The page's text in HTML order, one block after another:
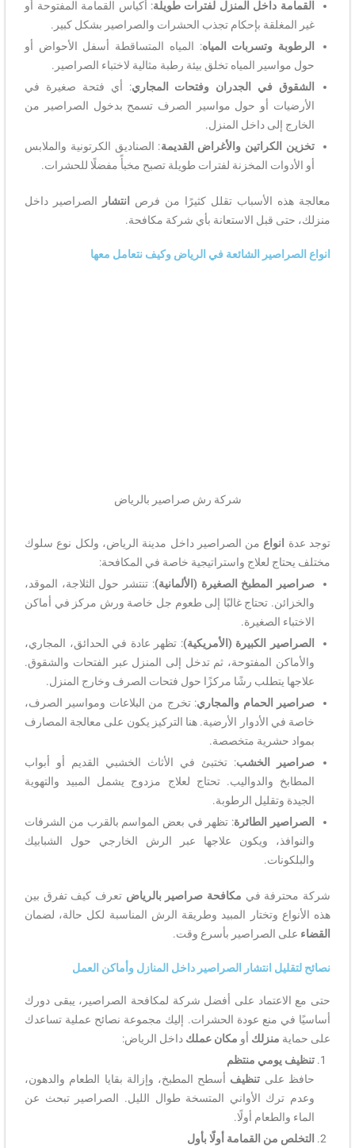
القمامة داخل المنزل لفترات طويلة: أكياس القمامة المفتوحة أو
غير المغلقة بإحكام تجذب الحشرات والصراصير بشكل كبير.
الرطوبة وتسربات المياه: المياه المتساقطة أسفل الأحواض أو
حول مواسير المياه تخلق بيئة رطبة مثالية لاختباء الصراصير.
الشقوق في الجدران وفتحات المجاري: أي فتحة صغيرة في
الأرضيات أو حول مواسير الصرف تسمح بدخول الصراصير من
الخارج إلى داخل المنزل.
تخزين الكراتين والأغراض القديمة: الصناديق الكرتونية والملابس
أو الأدوات المخزنة لفترات طويلة تصبح مخبأً مفضلًا للحشرات.
معالجة هذه الأسباب تقلل كثيرًا من فرص انتشارالصراصير داخل
منزلك، حتى قبل الاستعانة بأي شركة مكافحة.
انواع الصراصير الشائعة في الرياض وكيف نتعامل معها
شركة رش صراصير بالرياض
توجد عدة انواعمن الصراصير داخل مدينة الرياض، ولكل نوع سلوك
مختلف يحتاج لعلاج واستراتيجية خاصة في المكافحة:
صراصير المطبخ الصغيرة (الألمانية): تنتشر حول الثلاجة، الموقد،
والخزائن. تحتاج غالبًا إلى طعوم جل خاصة ورش مركز في أماكن
الاختباء الصغيرة.
الصراصير الكبيرة (الأمريكية): تظهر عادة في الحدائق، المجاري،
والأماكن المفتوحة، ثم تدخل إلى المنزل عبر الفتحات والشقوق.
علاجها يتطلب رشًا مركزًا حول فتحات الصرف وخارج المنزل.
صراصير الحمام والمجاري: تخرج من البلاعات ومواسير الصرف،
خاصة في الأدوار الأرضية. هنا التركيز يكون على معالجة المصارف
بمواد حشرية متخصصة.
صراصير الخشب: تختبئ في الأثاث الخشبي القديم أو أبواب
المطابخ والدواليب. تحتاج لعلاج مزدوج يشمل المبيد والتهوية
الجيدة وتقليل الرطوبة.
الصراصير الطائرة: تظهر في بعض المواسم بالقرب من الشرفات
والنوافذ، ويكون علاجها عبر الرش الخارجي حول الشبابيك
والبلكونات.
شركة محترفة في مكافحة صراصير بالرياضتعرف كيف تفرق بين
هذه الأنواع وتختار المبيد وطريقة الرش المناسبة لكل حالة، لضمان
القضاءعلى الصراصير بأسرع وقت.
نصائح لتقليل انتشار الصراصير داخل المنازل وأماكن العمل
حتى مع الاعتماد على أفضل شركة لمكافحة الصراصير، يبقى دورك
أساسيًا في منع عودة الحشرات. إليك مجموعة نصائح عملية تساعدك
على حماية منزلكأو مكان عملكداخل الرياض:
تنظيف يومي منتظم
حافظ على تنظيفأسطح المطبخ، وإزالة بقايا الطعام والدهون،
وعدم ترك الأواني المتسخة طوال الليل. الصراصير تبحث عن
الماء والطعام أولًا.
التخلص من القمامة أولًا بأول